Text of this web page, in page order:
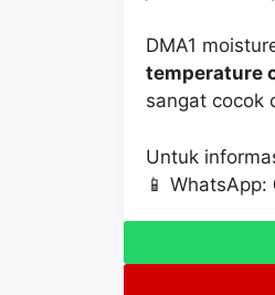
DMA1
temperature
sangat cocok
Untuk
📱 WhatsApp: